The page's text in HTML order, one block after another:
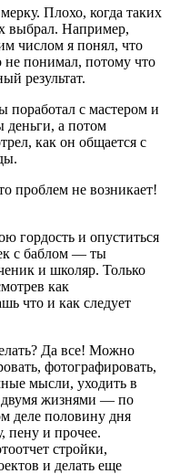
Плохо, когда таких
выбрал. Например,
числом я понял, что
не понимал, потому что
результат.
поработал с мастером и
деньги, а потом
как он общается с
проблем не возникает!
гордость и опуститься
с баблом — ты
и школяр. Только
как
что и как следует
Да все! Можно
фотографировать,
мысли, уходить в
жизнями — по
деле половину дня
пену и прочее.
стройки,
и делать еще